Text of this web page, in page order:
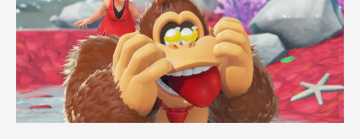
criadores
de
Super
Mario
Odyssey